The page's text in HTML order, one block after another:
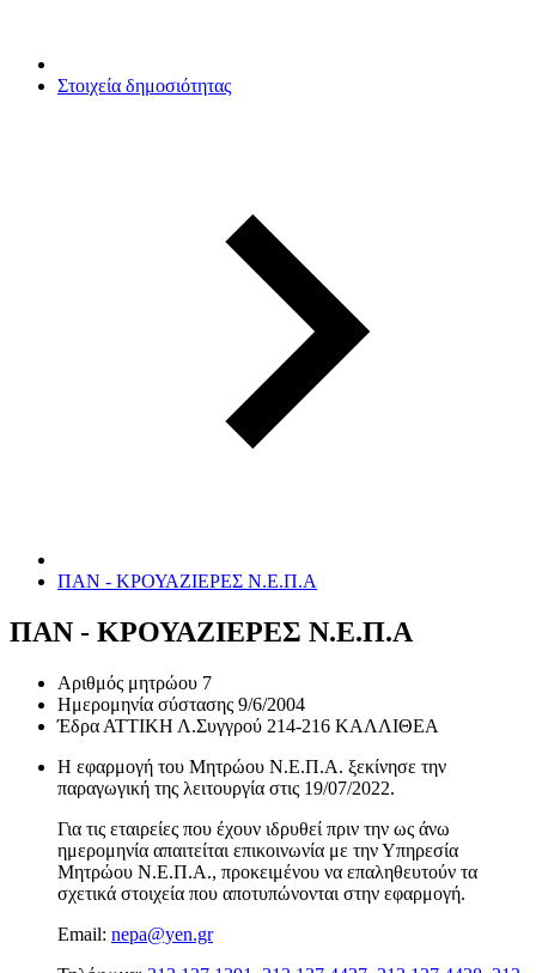
Στοιχεία δημοσιότητας
ΠΑΝ - ΚΡΟΥΑΖΙΕΡΕΣ Ν.Ε.Π.Α
ΠΑΝ - ΚΡΟΥΑΖΙΕΡΕΣ Ν.Ε.Π.Α
Αριθμός μητρώου 7
Ημερομηνία σύστασης 9/6/2004
Έδρα ΑΤΤΙΚΗ Λ.Συγγρού 214-216 ΚΑΛΛΙΘΕΑ
Η εφαρμογή του Μητρώου Ν.Ε.Π.Α. ξεκίνησε την
παραγωγική της λειτουργία στις 19/07/2022.
Για τις εταιρείες που έχουν ιδρυθεί πριν την ως άνω
ημερομηνία απαιτείται επικοινωνία με την Υπηρεσία
Μητρώου Ν.Ε.Π.Α., προκειμένου να επαληθευτούν τα
σχετικά στοιχεία που αποτυπώνονται στην εφαρμογή.
Email: nepa@yen.gr